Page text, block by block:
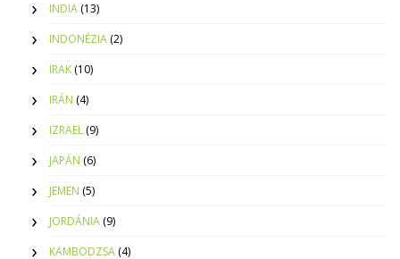
INDIA (13)
INDONÉZIA (2)
IRAK (10)
IRÁN (4)
IZRAEL (9)
JAPÁN (6)
JEMEN (5)
JORDÁNIA (9)
KAMBODZSA (4)